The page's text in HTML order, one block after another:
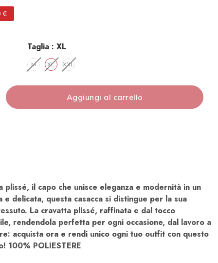
€
Taglia : XL​
M​ XL​ XXL​
Aggiungi al carrello
il capo che unisce eleganza e modernità in un
delicata, questa casacca si distingue per la sua
La cravatta plissé, raffinata e dal tocco
rendendola perfetta per ogni occasione, dal lavoro a
acquista ora e rendi unico ogni tuo outfit con questo
100% POLIESTERE